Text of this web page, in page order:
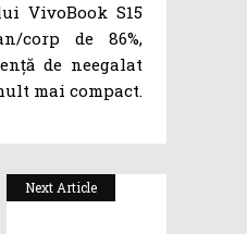
VivoBook S15
corp de 86%,
de neegalat
mai compact.
Next Article